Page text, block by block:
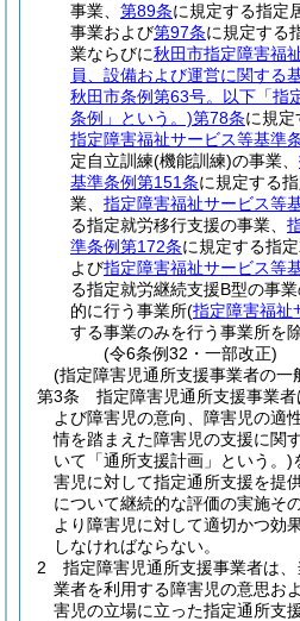
事業、 第89条に規定する指定
事業および第97条に規定する
業ならびに秋田市指定障害福
員、設備および運営に関する
秋田市条例第63号。以下「指
条例」という。)第78条に規定
指定障害福祉サービス等基準
定自立訓練(機能訓練)の事業、
基準条例第151条に規定する
業、 指定障害福祉サービス等
る指定就労移行支援の事業、
準条例第172条に規定する指
よび指定障害福祉サービス等
る指定就労継続支援B型の事
的に行う事業所(指定障害福祉
する事業のみを行う事業所を
(令6条例32・一部改正)
(指定障害児通所支援事業者の一
第3条
指定障害児通所支援事業
よび障害児の意向、障害児の適
情を踏まえた障害児の支援に関
いて「通所支援計画」という。)
害児に対して指定通所支援を提
について継続的な評価の実施そ
より障害児に対して適切かつ効
しなければならない。
2
指定障害児通所支援事業者は
業者を利用する障害児の意思お
害児の立場に立った指定通所支